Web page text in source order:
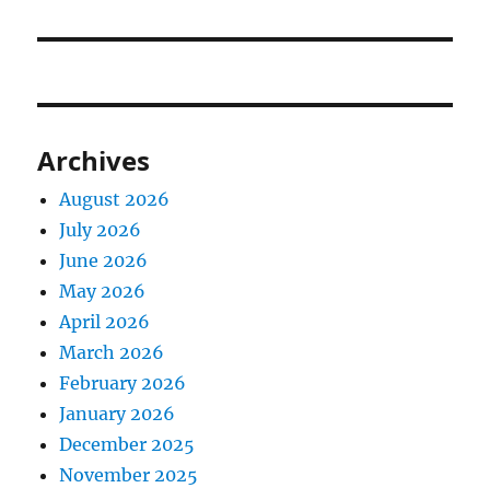
Archives
August 2026
July 2026
June 2026
May 2026
April 2026
March 2026
February 2026
January 2026
December 2025
November 2025